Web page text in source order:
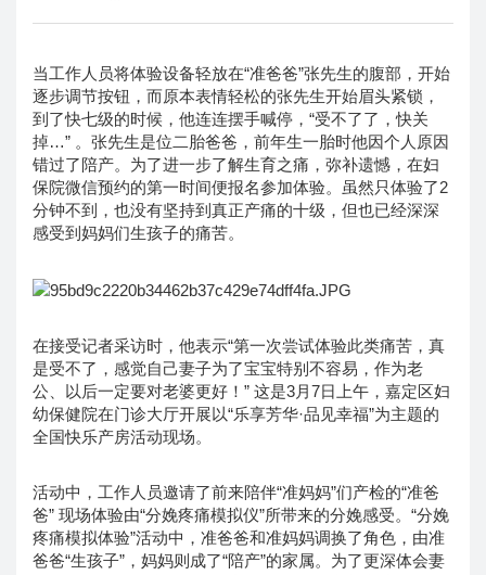
当工作人员将体验设备轻放在“准爸爸”张先生的腹部，开始
逐步调节按钮，而原本表情轻松的张先生开始眉头紧锁，
到了快七级的时候，他连连摆手喊停，“受不了了，快关
掉…” 。张先生是位二胎爸爸，前年生一胎时他因个人原因
错过了陪产。为了进一步了解生育之痛，弥补遗憾，在妇
保院微信预约的第一时间便报名参加体验。虽然只体验了2
分钟不到，也没有坚持到真正产痛的十级，但也已经深深
感受到妈妈们生孩子的痛苦。
在接受记者采访时，他表示“第一次尝试体验此类痛苦，真
是受不了，感觉自己妻子为了宝宝特别不容易，作为老
公、以后一定要对老婆更好！” 这是3月7日上午，嘉定区妇
幼保健院在门诊大厅开展以“乐享芳华·品见幸福”为主题的
全国快乐产房活动现场。
活动中，工作人员邀请了前来陪伴“准妈妈”们产检的“准爸
爸” 现场体验由“分娩疼痛模拟仪”所带来的分娩感受。“分娩
疼痛模拟体验”活动中，准爸爸和准妈妈调换了角色，由准
爸爸“生孩子”，妈妈则成了“陪产”的家属。为了更深体会妻